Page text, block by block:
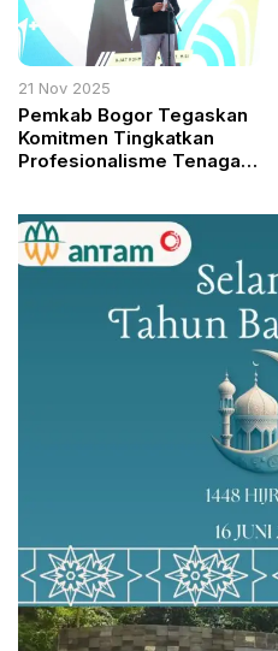
21 Nov 2025
Pemkab Bogor Tegaskan
Komitmen Tingkatkan
Profesionalisme Tenaga